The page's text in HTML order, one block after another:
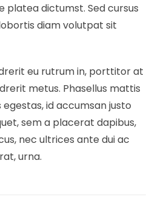
platea dictumst. Sed cursus
diam volutpat sit
eu rutrum in, porttitor at
metus. Phasellus mattis
id accumsan justo
sem a placerat dapibus,
nec ultrices ante dui ac
urna.